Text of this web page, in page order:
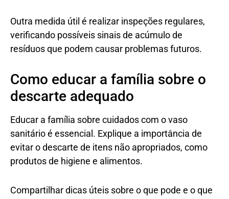
Outra medida útil é realizar inspeções regulares,
verificando possíveis sinais de acúmulo de
resíduos que podem causar problemas futuros.
Como educar a família sobre o
descarte adequado
Educar a família sobre cuidados com o vaso
sanitário é essencial. Explique a importância de
evitar o descarte de itens não apropriados, como
produtos de higiene e alimentos.
Compartilhar dicas úteis sobre o que pode e o que